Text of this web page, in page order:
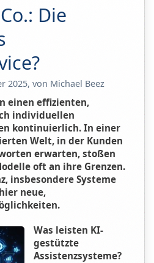
Die
2025, von Michael Beez
einen effizienten,
individuellen
kontinuierlich. In einer
Welt, in der Kunden
erwarten, stoßen
oft an ihre Grenzen.
insbesondere Systeme
neue,
Was leisten KI-
gestützte
Assistenzsysteme?